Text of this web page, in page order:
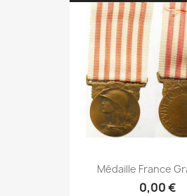
Médaille France
0,00 €